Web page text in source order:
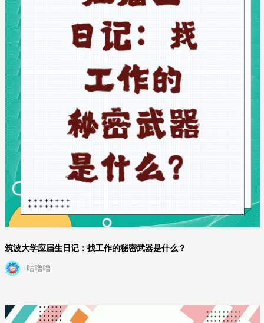
筑波大学应届生日记：找工作的秘密武器是什么？
咕噜噜